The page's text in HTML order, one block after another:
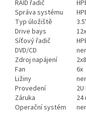
RAID řadič
Správa systému
Typ úložiště
Drive bays
Síťový řadič
DVD/CD
Zdroj napájení
Fan
6x
Ližiny
Provedení
Záruka
24
Operační systém